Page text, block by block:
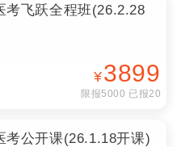
飞跃全程班(26.2.28
¥3899
限报5000 已报20
公开课(26.1.18开课)